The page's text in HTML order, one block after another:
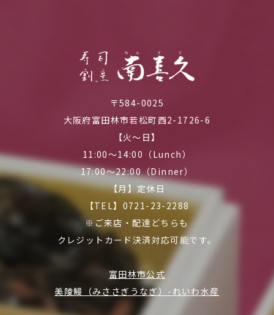
〒584-0025
大阪府富田林市若松町西2-1726-6
【火～日】
11:00～14:00（Lunch）
17:00～22:00（Dinner）
【月】定休日
【TEL】0721-23-2288
※ご来店・配達どちらも
クレジットカード決済対応可能です。
富田林市公式
美陵鰻（みささぎうなぎ）-れいわ水産